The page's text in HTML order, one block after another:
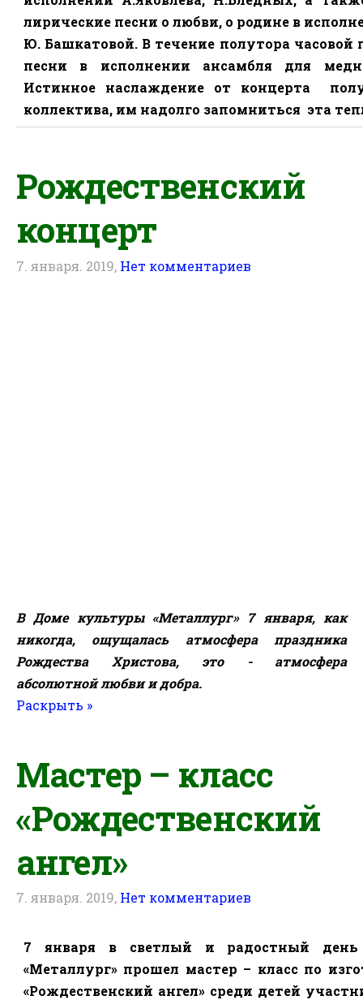
лирические песни о любви, о родине в
Ю. Башкатовой. В течение полутора
песни в исполнении ансамбля для
Истинное наслаждение от концерта
коллектива, им надолго запомниться эта
Рождественский
концерт
7. января. 2019, Нет комментариев
В Доме культуры «Металлург» 7 января, как
никогда, ощущалась атмосфера праздника
Рождества Христова, это - атмосфера
абсолютной любви и добра.
Раскрыть »
Мастер – класс
«Рождественский
ангел»
7. января. 2019, Нет комментариев
7 января в светлый и радостный
«Металлург» прошел мастер – класс по
«Рождественский ангел» среди детей